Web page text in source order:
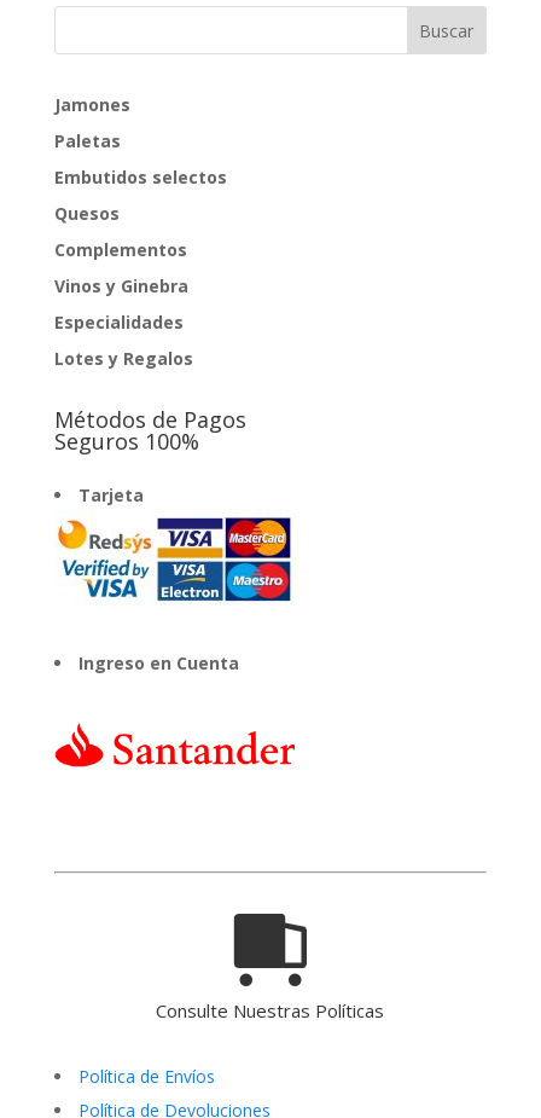
Jamones
Paletas
Embutidos selectos
Quesos
Complementos
Vinos y Ginebra
Especialidades
Lotes y Regalos
Métodos de Pagos
Seguros 100%
Tarjeta
Ingreso en Cuenta
Consulte Nuestras Políticas
Política de Envíos
Política de Devoluciones